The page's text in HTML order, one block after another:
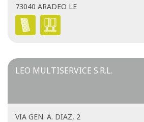
73040 ARADEO LE
LEO MULTISERVICE S.R.L.
VIA GEN. A. DIAZ, 2